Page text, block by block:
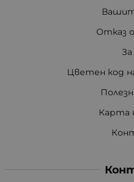
Отказ
Цветен код
Карта